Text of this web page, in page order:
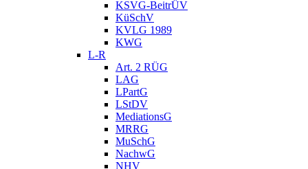
KSVG-BeitrÜV
KüSchV
KVLG 1989
KWG
L-R
Art. 2 RÜG
LAG
LPartG
LStDV
MediationsG
MRRG
MuSchG
NachwG
NHV